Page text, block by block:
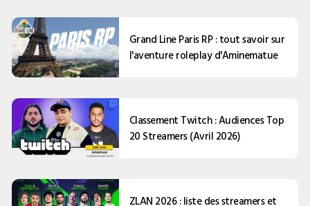
Grand Line Paris RP : tout savoir sur
l'aventure roleplay d'Aminematue
Classement Twitch : Audiences Top
20 Streamers (Avril 2026)
ZLAN 2026 : liste des streamers et